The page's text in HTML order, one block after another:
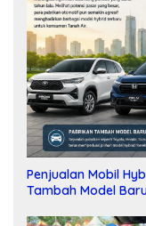
Penjualan Mobil
Tambah Model